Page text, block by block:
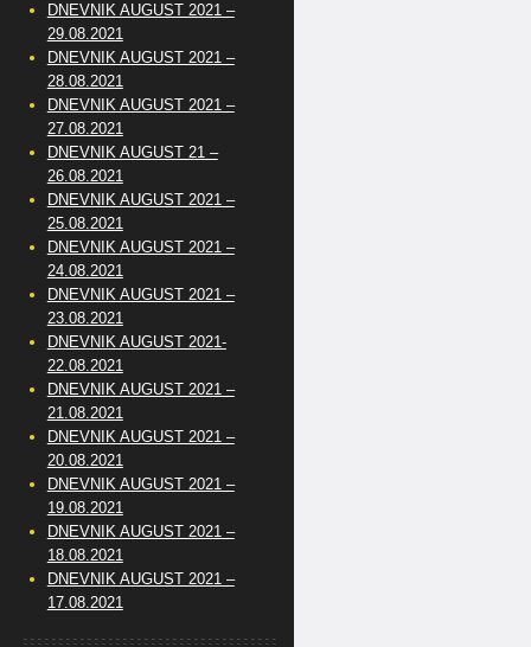
DNEVNIK AUGUST 2021 –
29.08.2021
DNEVNIK AUGUST 2021 –
28.08.2021
DNEVNIK AUGUST 2021 –
27.08.2021
DNEVNIK AUGUST 21 –
26.08.2021
DNEVNIK AUGUST 2021 –
25.08.2021
DNEVNIK AUGUST 2021 –
24.08.2021
DNEVNIK AUGUST 2021 –
23.08.2021
DNEVNIK AUGUST 2021-
22.08.2021
DNEVNIK AUGUST 2021 –
21.08.2021
DNEVNIK AUGUST 2021 –
20.08.2021
DNEVNIK AUGUST 2021 –
19.08.2021
DNEVNIK AUGUST 2021 –
18.08.2021
DNEVNIK AUGUST 2021 –
17.08.2021